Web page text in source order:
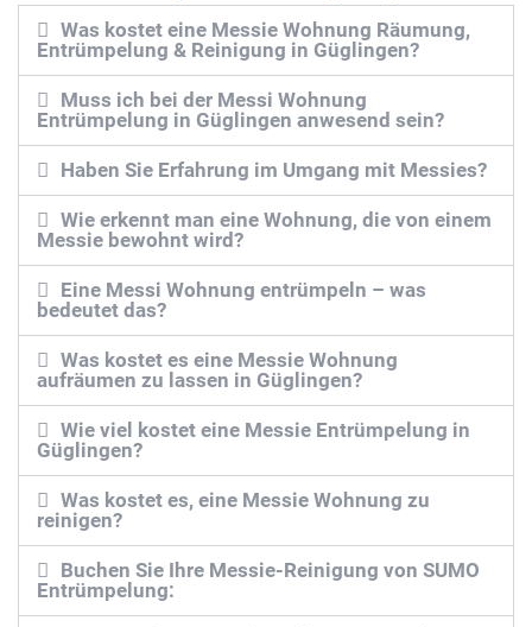
Was kostet eine Messie Wohnung Räumung,
Entrümpelung & Reinigung in Güglingen?
Muss ich bei der Messi Wohnung
Entrümpelung in Güglingen anwesend sein?
Haben Sie Erfahrung im Umgang mit Messies?
Wie erkennt man eine Wohnung, die von einem
Messie bewohnt wird?
Eine Messi Wohnung entrümpeln – was
bedeutet das?
Was kostet es eine Messie Wohnung
aufräumen zu lassen in Güglingen?
Wie viel kostet eine Messie Entrümpelung in
Güglingen?
Was kostet es, eine Messie Wohnung zu
reinigen?
Buchen Sie Ihre Messie-Reinigung von SUMO
Entrümpelung: